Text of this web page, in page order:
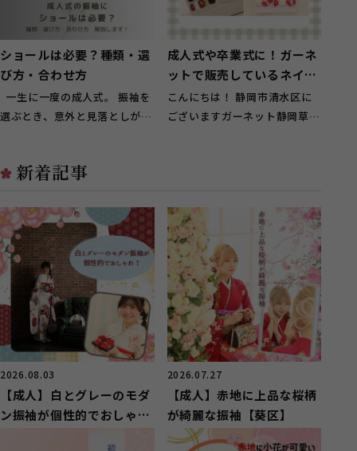
ショールは必要？種類・選
び方・合わせ方
一生に一度の成人式。 振袖を
選ぶとき、意外と見落としがち
成人式や卒業式に！ガーネ
ットで販売しているネイル
チップのご紹介❁
こんにちは！ 静岡市清水区に
ございますガーネット静岡草薙
新着記事
2026.08.03
【成人】白とグレーのモダ
ン振袖が個性的でおしゃ
2026.07.27
【成人】赤地に上品な桜柄
が綺麗な振袖【葵区】